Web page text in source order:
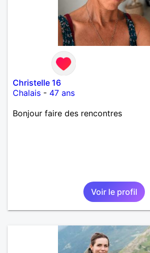
Christelle 16
Chalais - 47 ans
Bonjour faire des rencontres
Voir le profil